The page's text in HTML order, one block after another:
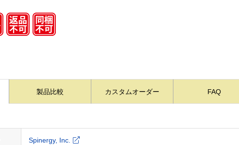
製品比較 カスタムオーダー FAQ
Spinergy, Inc.